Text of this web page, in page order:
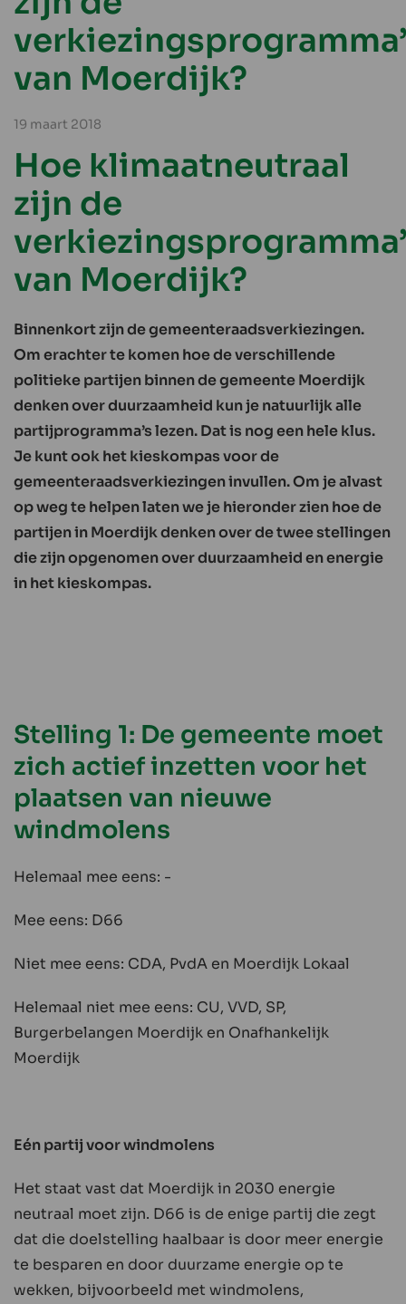
van Moerdijk?
19 maart 2018
Hoe klimaatneutraal
zijn de
van Moerdijk?
Binnenkort zijn de gemeenteraadsverkiezingen.
Om erachter te komen hoe de verschillende
politieke partijen binnen de gemeente Moerdijk
denken over duurzaamheid kun je natuurlijk alle
partijprogramma’s lezen. Dat is nog een hele klus.
Je kunt ook het kieskompas voor de
gemeenteraadsverkiezingen invullen. Om je alvast
op weg te helpen laten we je hieronder zien hoe de
partijen in Moerdijk denken over de twee stellingen
die zijn opgenomen over duurzaamheid en energie
in het kieskompas.
Stelling 1: De gemeente moet
zich actief inzetten voor het
plaatsen van nieuwe
windmolens
Helemaal mee eens: -
Mee eens: D66
Niet mee eens: CDA, PvdA en Moerdijk Lokaal
Helemaal niet mee eens: CU, VVD, SP,
Burgerbelangen Moerdijk en Onafhankelijk
Moerdijk
Eén partij voor windmolens
Het staat vast dat Moerdijk in 2030 energie
neutraal moet zijn. D66 is de enige partij die zegt
dat die doelstelling haalbaar is door meer energie
te besparen en door duurzame energie op te
wekken, bijvoorbeeld met windmolens,